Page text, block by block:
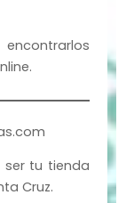
ser tu tienda
Cruz.